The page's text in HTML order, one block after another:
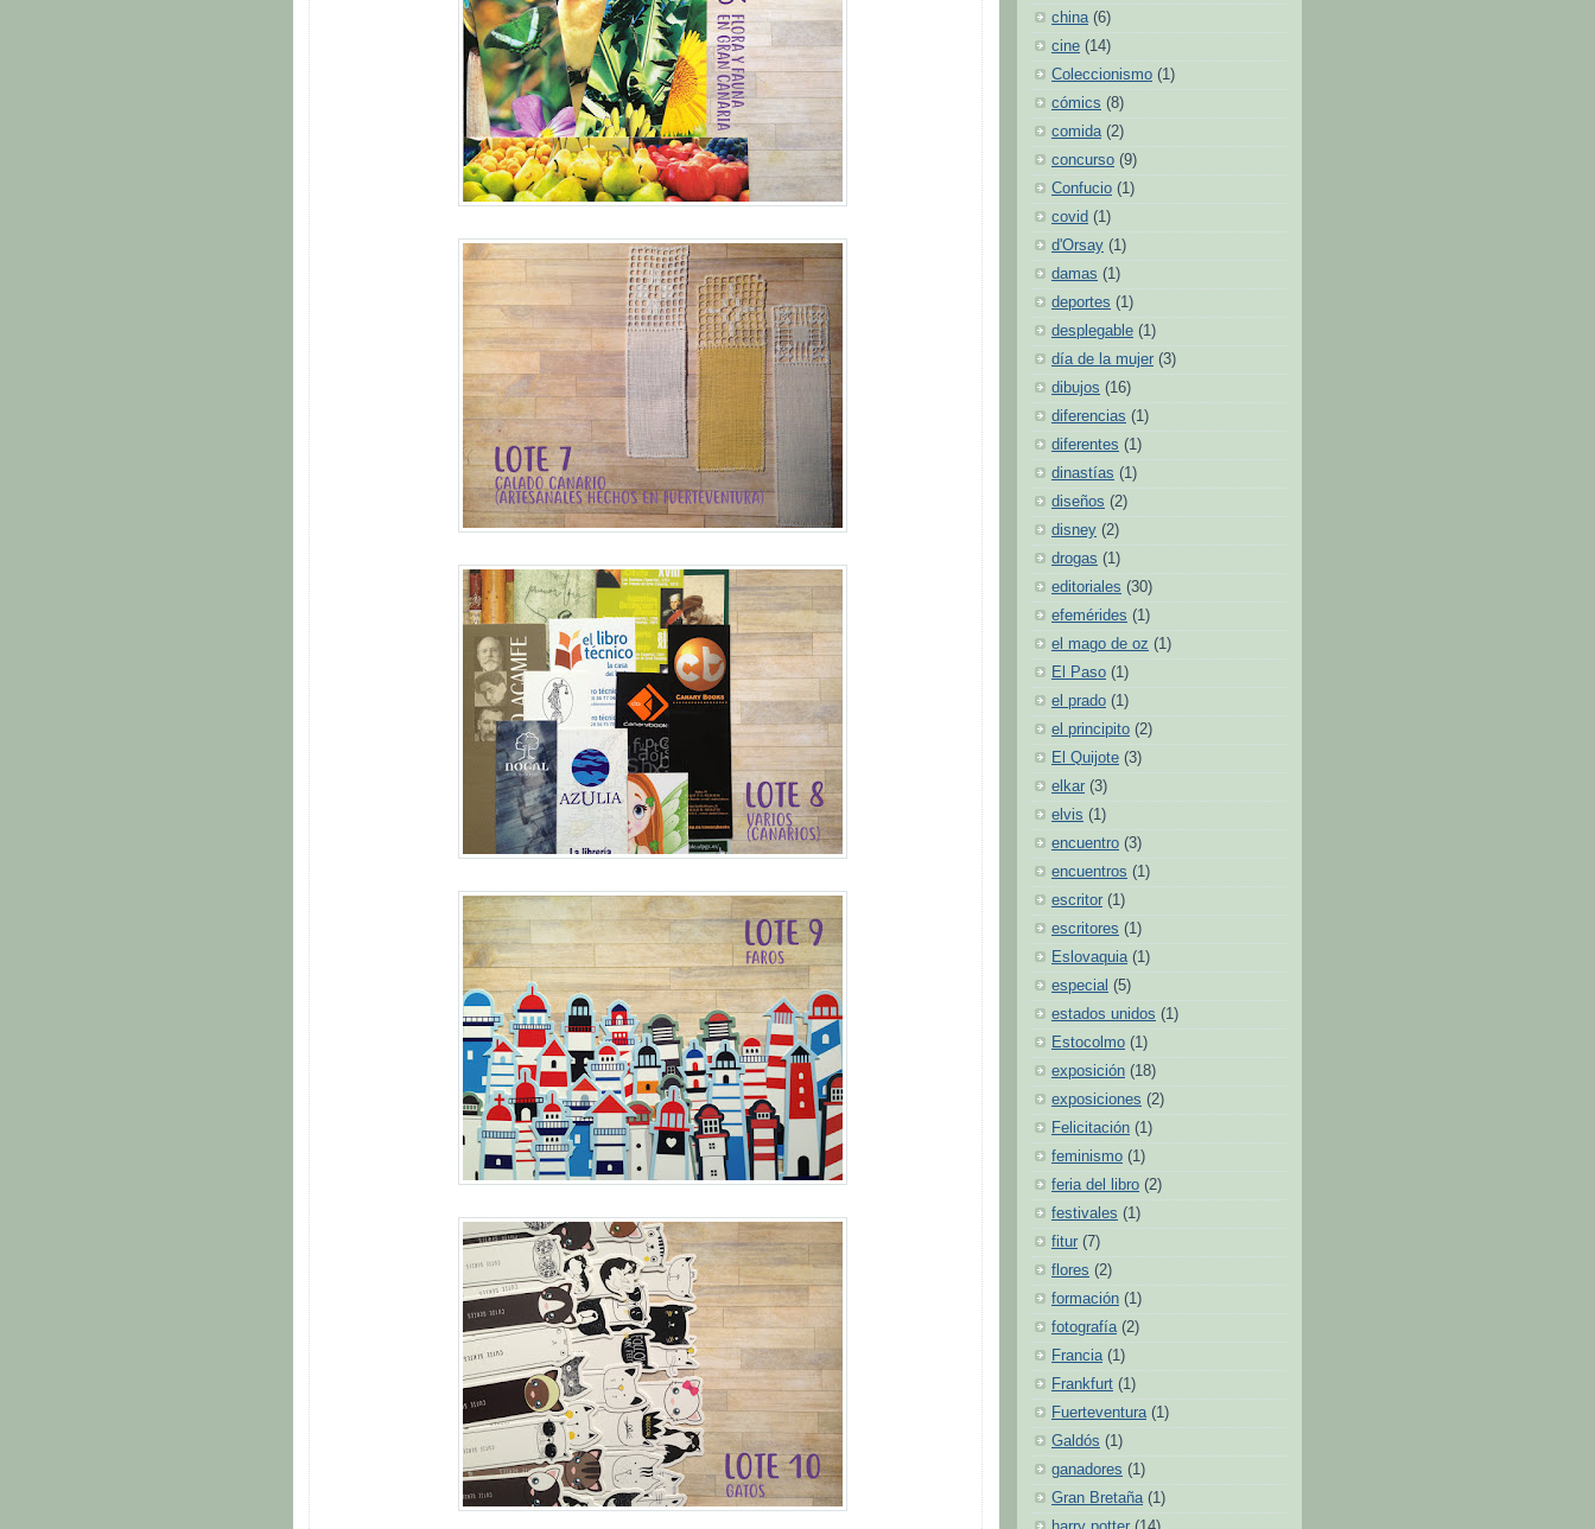
china (6)
cine (14)
Coleccionismo (1)
cómics (8)
comida (2)
concurso (9)
Confucio (1)
covid (1)
d'Orsay (1)
damas (1)
deportes (1)
desplegable (1)
día de la mujer (3)
dibujos (16)
diferencias (1)
diferentes (1)
dinastías (1)
diseños (2)
disney (2)
drogas (1)
editoriales (30)
efemérides (1)
el mago de oz (1)
El Paso (1)
el prado (1)
el principito (2)
El Quijote (3)
elkar (3)
elvis (1)
encuentro (3)
encuentros (1)
escritor (1)
escritores (1)
Eslovaquia (1)
especial (5)
estados unidos (1)
Estocolmo (1)
exposición (18)
exposiciones (2)
Felicitación (1)
feminismo (1)
feria del libro (2)
festivales (1)
fitur (7)
flores (2)
formación (1)
fotografía (2)
Francia (1)
Frankfurt (1)
Fuerteventura (1)
Galdós (1)
ganadores (1)
Gran Bretaña (1)